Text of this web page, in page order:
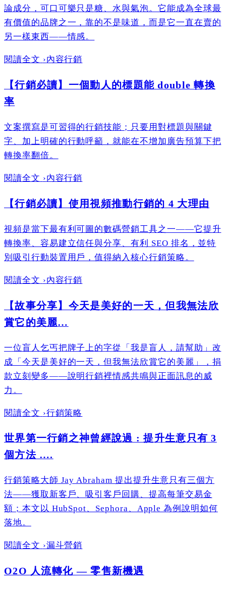
論成分，可口可樂只是糖、水與氣泡。它能成為全球最
有價值的品牌之一，靠的不是味道，而是它一直在賣的
另一樣東西——情感。
閱讀全文 ›內容行銷
【行銷必讀】一個動人的標題能 double 轉換
率
文案撰寫是可習得的行銷技能；只要用對標題與關鍵
字、加上明確的行動呼籲，就能在不增加廣告預算下把
轉換率翻倍。
閱讀全文 ›內容行銷
【行銷必讀】使用視頻推動行銷的 4 大理由
視頻是當下最有利可圖的數碼營銷工具之一——它提升
轉換率、容易建立信任與分享、有利 SEO 排名，並特
別吸引行動裝置用戶，值得納入核心行銷策略。
閱讀全文 ›內容行銷
【故事分享】今天是美好的一天，但我無法欣
賞它的美麗…
一位盲人乞丐把牌子上的字從「我是盲人，請幫助」改
成「今天是美好的一天，但我無法欣賞它的美麗」，捐
款立刻變多——說明行銷裡情感共鳴與正面訊息的威
力。
閱讀全文 ›行銷策略
世界第一行銷之神曾經說過 : 提升生意只有 3
個方法 ….
行銷策略大師 Jay Abraham 提出提升生意只有三個方
法——獲取新客戶、吸引客戶回購、提高每筆交易金
額；本文以 HubSpot、Sephora、Apple 為例說明如何
落地。
閱讀全文 ›漏斗營銷
O2O 人流轉化 — 零售新機遇